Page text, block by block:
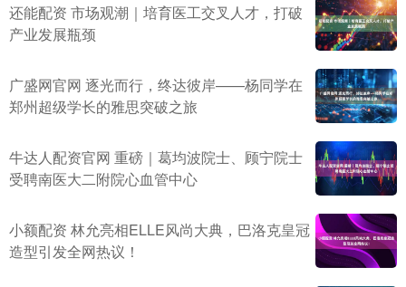
还能配资 市场观潮｜培育医工交叉人才，打破
产业发展瓶颈
广盛网官网 逐光而行，终达彼岸——杨同学在
郑州超级学长的雅思突破之旅
牛达人配资官网 重磅｜葛均波院士、顾宁院士
受聘南医大二附院心血管中心
小额配资 林允亮相ELLE风尚大典，巴洛克皇冠
造型引发全网热议！